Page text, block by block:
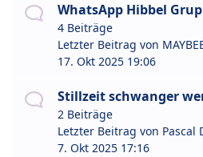
WhatsApp Hibbel
4 Beiträge
Letzter Beitrag von
17. Okt 2025 19:06
Stillzeit schwanger
2 Beiträge
Letzter Beitrag von Pascal
7. Okt 2025 17:16